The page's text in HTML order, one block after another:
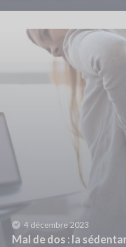
4 décembre 2023
Mal de dos : la